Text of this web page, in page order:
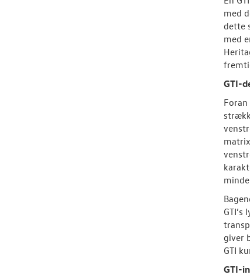
med
dette
med
GTI-
giver
GTI
GTI-